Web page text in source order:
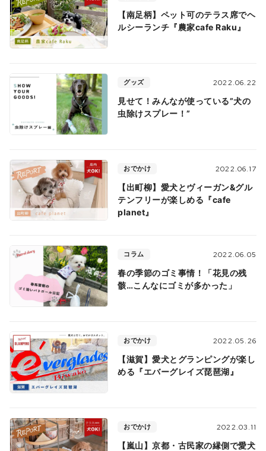
【南足柄】ペット可のテラス席でヘ
ルシーランチ『農家cafe Raku』
グッズ 2022.06.22
見せて！みんなが使っている”犬の
虫除けスプレー！”
おでかけ 2022.06.17
【出町柳】愛犬とヴィーガン&グル
テンフリーが楽しめる『cafe
planet』
コラム 2022.06.05
春の季節のゴミ事情！「花見の残
骸…こんなにゴミが多かった」
おでかけ 2022.05.26
【滋賀】愛犬とグランピングが楽し
める『エバーグレイズ琵琶湖』
おでかけ 2022.03.11
【嵐山】京都・古民家の縁側で愛犬